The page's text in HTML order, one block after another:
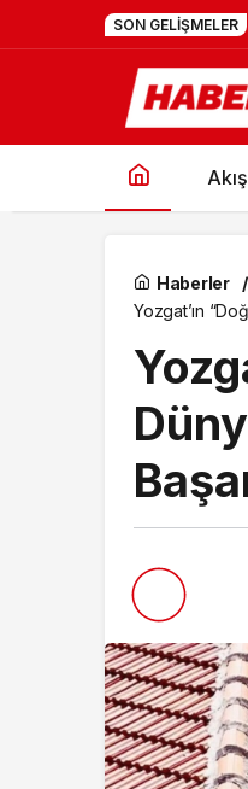
SON GELIŞMELER
Akış
Haberler
Yozgat’ın
Bakan Göktaş